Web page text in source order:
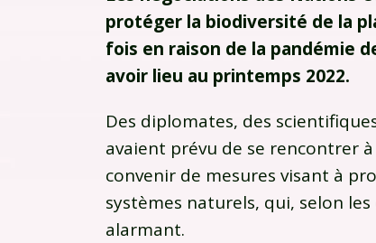
protéger la biodiversité de la
fois en raison de la pandémie
avoir lieu au printemps 2022.
Des diplomates, des
avaient prévu de se rencontrer
convenir de mesures visant à
systèmes naturels, qui, selon
alarmant.